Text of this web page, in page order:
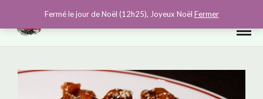
Fermé le jour de Noël (12h25), Joyeux Noël Fermer